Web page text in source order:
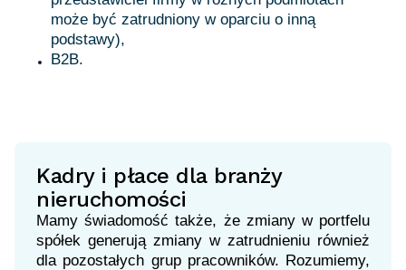
może być zatrudniony w oparciu o inną
podstawy),
B2B.
Kadry i płace dla branży
nieruchomości
Mamy świadomość także, że zmiany w portfelu
spółek generują zmiany w zatrudnieniu również
dla pozostałych grup pracowników. Rozumiemy,